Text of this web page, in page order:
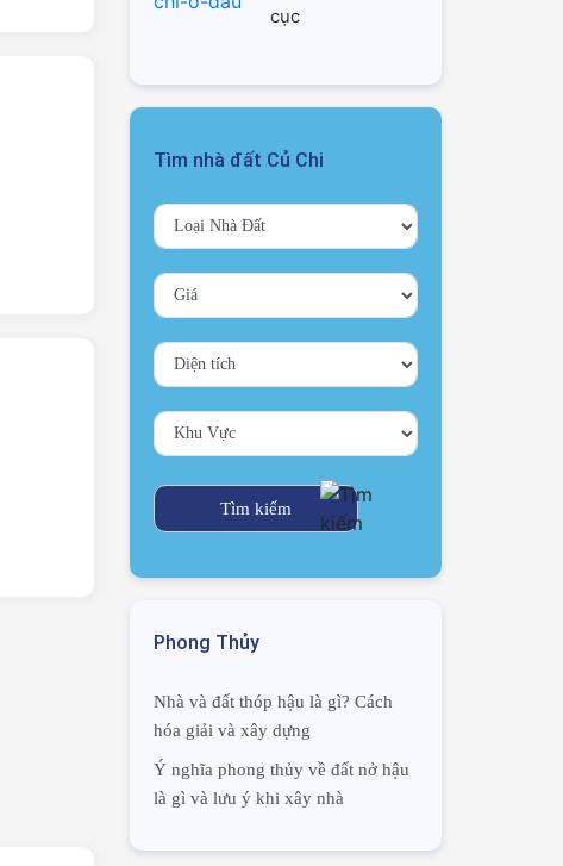
cục
Tìm nhà đất Củ Chi
Phong Thủy
Nhà và đất thóp hậu là gì? Cách
hóa giải và xây dựng
Ý nghĩa phong thủy về đất nở hậu
là gì và lưu ý khi xây nhà